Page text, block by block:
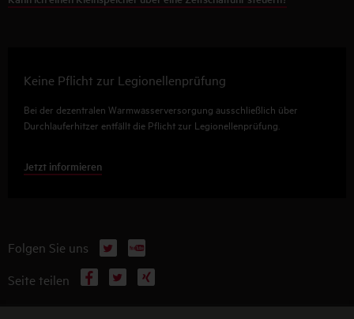
Keine Pflicht zur Legionellenprüfung
Bei der dezentralen Warmwasserversorgung ausschließlich über
Durchlauferhitzer entfällt die Pflicht zur Legionellenprüfung.
Jetzt informieren
Folgen Sie uns X
YouTube
Seite teilen
Facebook
X Xing